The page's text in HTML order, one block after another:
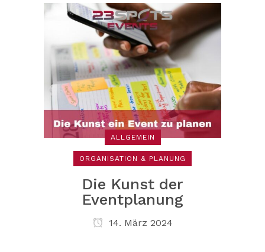
ALLGEMEIN
ORGANISATION & PLANUNG
Die Kunst der
Eventplanung
14. März 2024